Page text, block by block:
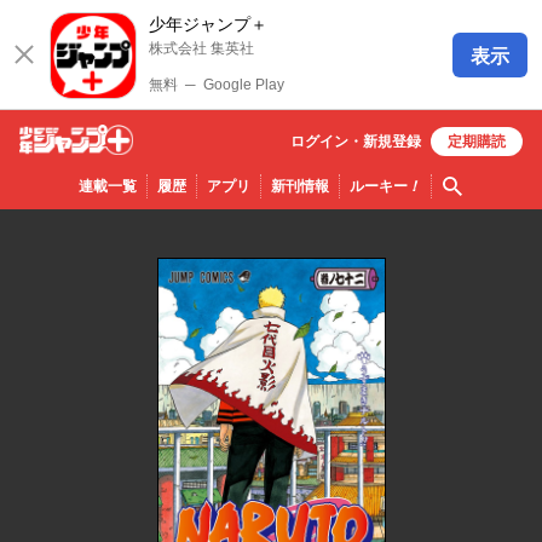
少年ジャンプ＋
株式会社 集英社
無料 ─ Google Play
表示
少年ジ
ャンプ
連載一覧 履歴 アプリ 新刊情報 ルーキー！ 検索
ログイン・ 新規登録 定期購読